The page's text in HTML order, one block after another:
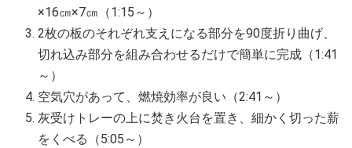
×16㎝×7㎝（1:15～）
2枚の板のそれぞれ支えになる部分を90度折り曲げ、
切れ込み部分を組み合わせるだけで簡単に完成（1:41
～）
空気穴があって、燃焼効率が良い（2:41～）
灰受けトレーの上に焚き火台を置き、細かく切った薪
をくべる（5:05～）